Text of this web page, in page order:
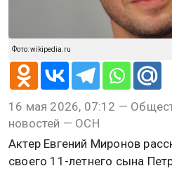
Фото: wikipedia.ru
16 мая 2026, 07:12 —
новостей — ОСН
Актер Евгений Миронов
своего 11-летнего сына